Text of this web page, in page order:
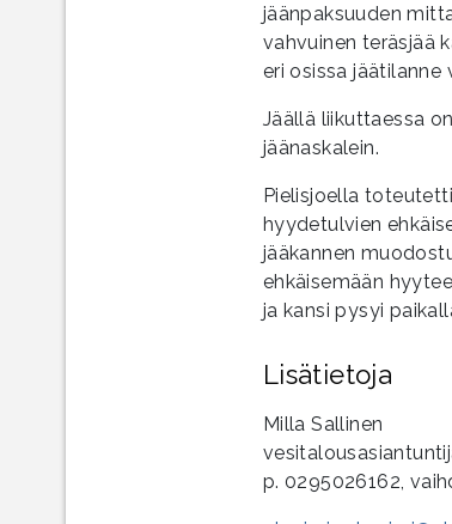
jäänpaksuuden
vahvuinen teräsjää
eri osissa jäätilanne
Jäällä liikuttaessa
jäänaskalein.
Pielisjoella
hyydetulvien
jääkannen
ehkäisemään
ja kansi pysyi
Lisätietoja
Milla Sallinen
p. 0295026162,